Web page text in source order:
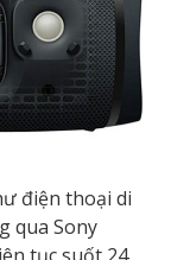
điện thoại di
qua Sony
tục suốt 24